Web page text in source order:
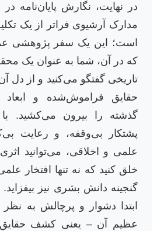
در نهایت، نگارش پایان‌نامه
مدارک آرشیوی فراتر از یک
است؛ این یک سفر پژوهشی
که در آن، شما به عنوان یک
تاریخی گفتگو می‌کنید و از دل
حقایق فراموش‌شده و ابعاد
گذشته را بیرون می‌کشید. با
پشتکار بی‌وقفه، و رعایت
علمی و اخلاقی، می‌توانید
خلق کنید که نه تنها افتخار
گنجینه دانش بشری نیز
ابتدا دشوار و پرچالش به
عظیم آن – یعنی کشف